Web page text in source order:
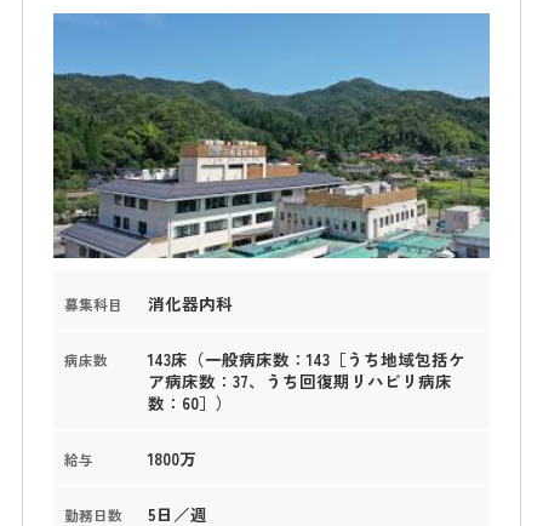
募集科目 消化器内科
病床数
143床（一般病床数：143［うち地域包括ケ
ア病床数：37、うち回復期リハビリ病床
数：60］）
給与 1800万
勤務日数 5日／週